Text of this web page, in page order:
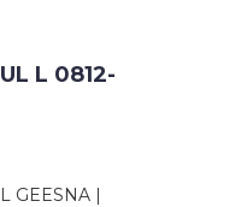
L 0812-
GEESNA |